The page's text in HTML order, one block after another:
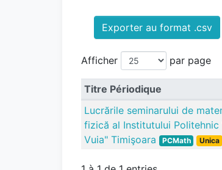
Exporter au format .csv
Afficher par page
Titre Périodique
Lucrările seminarului de
fizică al Institutului Politehnic
Vuia" Timişoara
PCMath Unica